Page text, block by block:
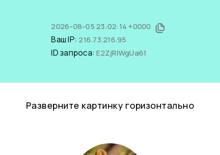
2026-08-05 23:02:14 +0000
Ваш IP:216.73.216.95
ID запроса:E2ZjRIWgUa61
Разверните картинку горизонтально